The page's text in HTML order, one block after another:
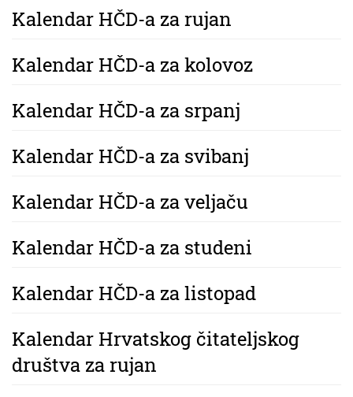
Kalendar HČD-a za rujan
Kalendar HČD-a za kolovoz
Kalendar HČD-a za srpanj
Kalendar HČD-a za svibanj
Kalendar HČD-a za veljaču
Kalendar HČD-a za studeni
Kalendar HČD-a za listopad
Kalendar Hrvatskog čitateljskog
društva za rujan